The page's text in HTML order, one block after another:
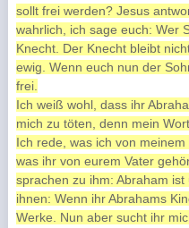
sollt frei werden? Jesus
wahrlich, ich sage euch: Wer
Knecht. Der Knecht bleibt
ewig. Wenn euch nun der
frei.
Ich weiß wohl, dass ihr
mich zu töten, denn mein
Ich rede, was ich von
was ihr von eurem Vater
sprachen zu ihm: Abraham
ihnen: Wenn ihr Abrahams
Werke. Nun aber sucht ihr